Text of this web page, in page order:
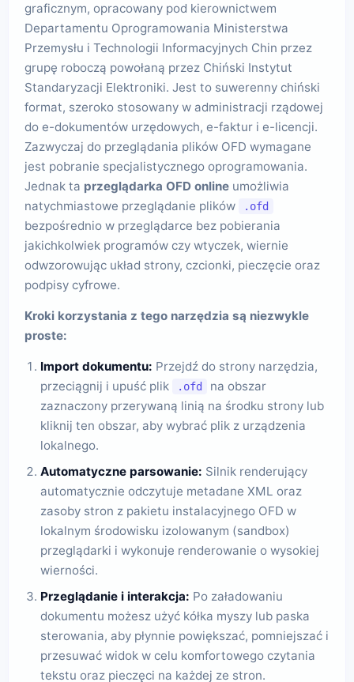
graficznym, opracowany pod kierownictwem
Departamentu Oprogramowania Ministerstwa
Przemysłu i Technologii Informacyjnych Chin przez
grupę roboczą powołaną przez Chiński Instytut
Standaryzacji Elektroniki. Jest to suwerenny chiński
format, szeroko stosowany w administracji rządowej
do e-dokumentów urzędowych, e-faktur i e-licencji.
Zazwyczaj do przeglądania plików OFD wymagane
jest pobranie specjalistycznego oprogramowania.
Jednak ta przeglądarka OFD online umożliwia
natychmiastowe przeglądanie plików
.ofd
bezpośrednio w przeglądarce bez pobierania
jakichkolwiek programów czy wtyczek, wiernie
odwzorowując układ strony, czcionki, pieczęcie oraz
podpisy cyfrowe.
Kroki korzystania z tego narzędzia są niezwykle
proste:
Import dokumentu: Przejdź do strony narzędzia,
przeciągnij i upuść plik
.ofd
na obszar
zaznaczony przerywaną linią na środku strony lub
kliknij ten obszar, aby wybrać plik z urządzenia
lokalnego.
Automatyczne parsowanie: Silnik renderujący
automatycznie odczytuje metadane XML oraz
zasoby stron z pakietu instalacyjnego OFD w
lokalnym środowisku izolowanym (sandbox)
przeglądarki i wykonuje renderowanie o wysokiej
wierności.
Przeglądanie i interakcja: Po załadowaniu
dokumentu możesz użyć kółka myszy lub paska
sterowania, aby płynnie powiększać, pomniejszać i
przesuwać widok w celu komfortowego czytania
tekstu oraz pieczęci na każdej ze stron.